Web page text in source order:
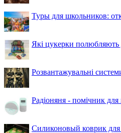
Туры для школьников:
Які цукерки полюбляють
Розвантажувальні
Радіоняня - помічник для
Силиконовый коврик